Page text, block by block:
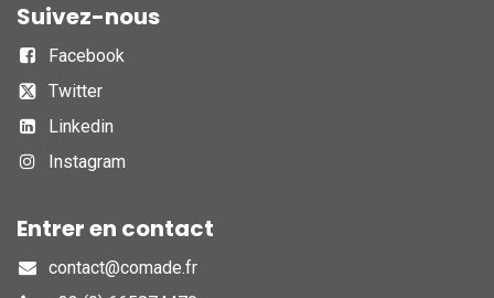
Suivez-nous
Facebook
Twitter
Linkedin
Instagram
Entrer en contact
contact@comade.fr